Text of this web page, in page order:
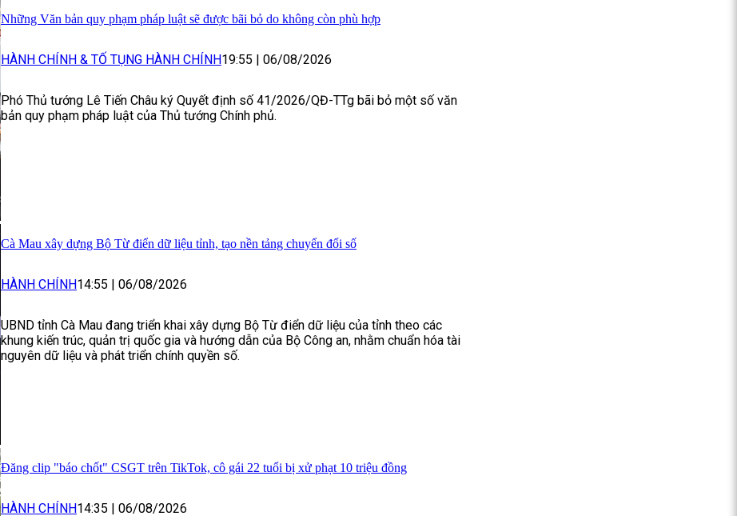
Những Văn bản quy phạm pháp luật sẽ được bãi bỏ do không còn phù hợp
HÀNH CHÍNH & TỐ TỤNG HÀNH CHÍNH19:55 | 06/08/2026
Phó Thủ tướng Lê Tiến Châu ký Quyết định số 41/2026/QĐ-TTg bãi bỏ một số văn
bản quy phạm pháp luật của Thủ tướng Chính phủ.
Cà Mau xây dựng Bộ Từ điển dữ liệu tỉnh, tạo nền tảng chuyển đổi số
HÀNH CHÍNH14:55 | 06/08/2026
UBND tỉnh Cà Mau đang triển khai xây dựng Bộ Từ điển dữ liệu của tỉnh theo các
khung kiến trúc, quản trị quốc gia và hướng dẫn của Bộ Công an, nhằm chuẩn hóa tài
nguyên dữ liệu và phát triển chính quyền số.
Đăng clip "báo chốt" CSGT trên TikTok, cô gái 22 tuổi bị xử phạt 10 triệu đồng
HÀNH CHÍNH14:35 06/08/2026